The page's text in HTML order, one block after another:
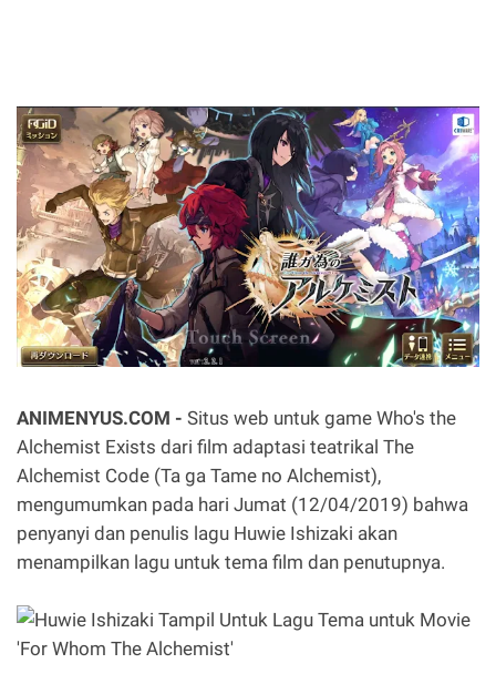
ANIMENYUS.COM - Situs web untuk game Who's the
Alchemist Exists dari film adaptasi teatrikal The
Alchemist Code (Ta ga Tame no Alchemist),
mengumumkan pada hari Jumat (12/04/2019) bahwa
penyanyi dan penulis lagu Huwie Ishizaki akan
menampilkan lagu untuk tema film dan penutupnya.